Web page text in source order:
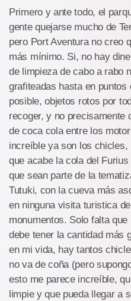
Primero y ante todo, el
gente quejarse mucho de
pero Port Aventura no creo
más mínimo. Si, no hay
de limpieza de cabo a rabo
grafiteadas hasta en
posible, objetos rotos por
recoger, y no precisamente
de coca cola entre los
increíble ya son los
que acabe la cola del
que sean parte de la
Tutuki, con la cueva más
en ninguna visita turistica
monumentos. Solo falta
debe tener la cantidad más
en mi vida, hay tantos
no va de coña (pero
esto me parece increíble,
limpie y que pueda llegar a